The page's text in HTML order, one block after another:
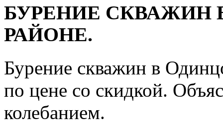
БУРЕНИЕ СКВАЖИН
РАЙОНЕ.
Бурение скважин в
по цене со скидкой.
колебанием.